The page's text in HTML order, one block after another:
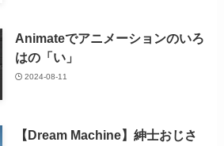
Animateでアニメーションのいろ
はの「い」
2024-08-11
【Dream Machine】紳士おじさ